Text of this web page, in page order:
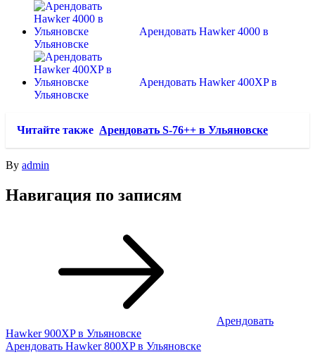
Арендовать Hawker 4000 в
Ульяновске
Арендовать Hawker 400XP в
Ульяновске
Читайте также Арендовать S-76++ в Ульяновске
By admin
Навигация по записям
Арендовать
Hawker 900XP в Ульяновске
Арендовать Hawker 800XP в Ульяновске